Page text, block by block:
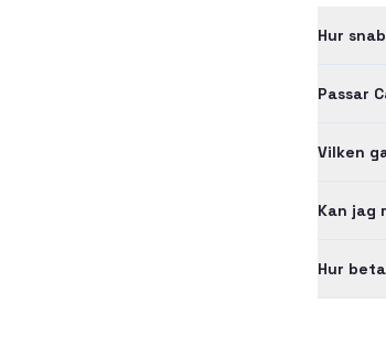
Hur
Passar
Vilken
Kan jag
Hur